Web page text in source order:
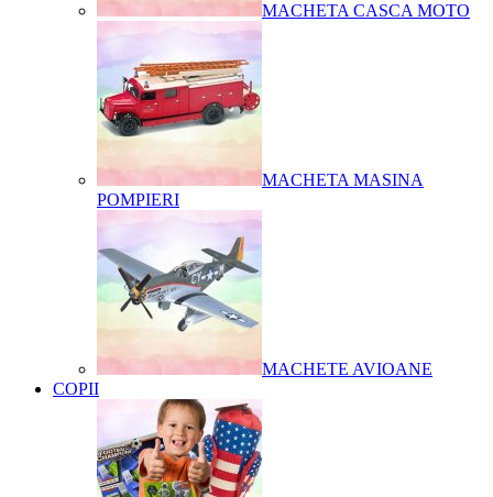
MACHETA CASCA MOTO
MACHETA MASINA
POMPIERI
MACHETE AVIOANE
COPII